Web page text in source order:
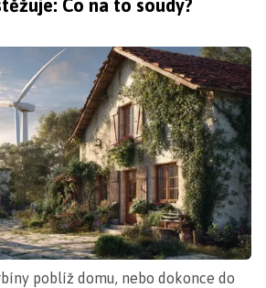
Co na to soudy?
poblíž domu, nebo dokonce do